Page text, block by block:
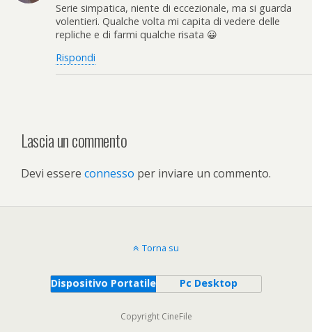
Serie simpatica, niente di eccezionale, ma si guarda
volentieri. Qualche volta mi capita di vedere delle
repliche e di farmi qualche risata 😀
Rispondi
Lascia un commento
Devi essere connesso per inviare un commento.
Torna su
Dispositivo Portatile Pc Desktop
Copyright CineFile